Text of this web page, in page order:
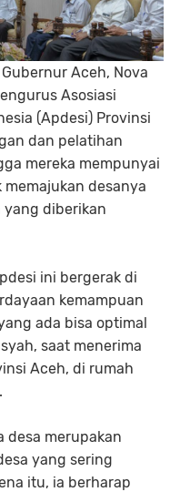
Aceh, Nova
Asosiasi
(Apdesi) Provinsi
dan pelatihan
mereka mempunyai
desanya
yang diberikan
ini bergerak di
kemampuan
ada bisa optimal
saat menerima
Aceh, di rumah
desa merupakan
yang sering
itu, ia berharap